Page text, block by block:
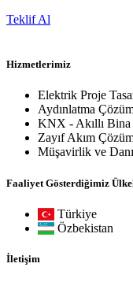
Teklif Al
Hizmetlerimiz
Elektrik Proje
Aydınlatma
KNX - Akıllı Bina
Zayıf Akım
Müşavirlik ve
Faaliyet Gösterdiğimiz
Türkiye
Özbekistan
İletişim